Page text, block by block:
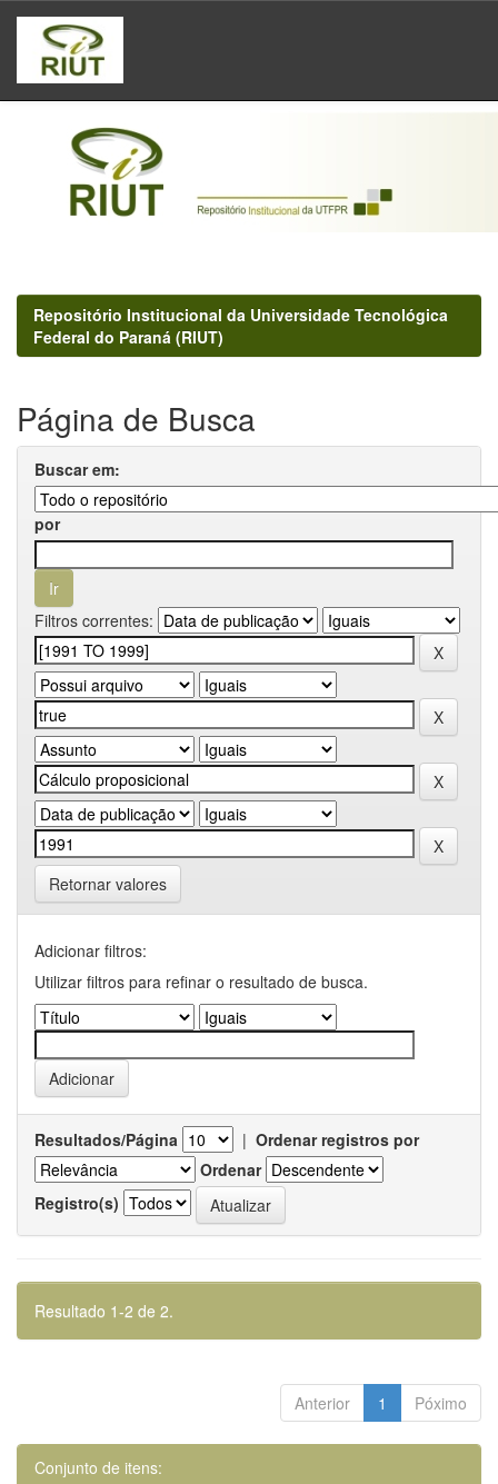
Skip
navigation
Repositório Institucional da Universidade Tecnológica
Federal do Paraná (RIUT)
Página de Busca
Buscar em:
por
Filtros correntes:
Retornar valores
Adicionar filtros:
Utilizar filtros para refinar o resultado de busca.
Resultados/Página | Ordenar registros por
Ordenar
Registro(s)
Resultado 1-2 de 2.
Anterior 1 Póximo
Conjunto de itens: